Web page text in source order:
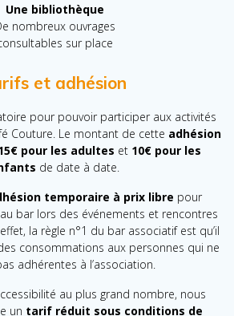
Une bibliothèque
nombreux ouvrages
sur place
et adhésion
pour pouvoir participer aux activités
Couture. Le montant de cette adhésion
pour les adultes et 10€ pour les
de date à date.
temporaire à prix libre pour
bar lors des événements et rencontres
la règle n°1 du bar associatif est qu’il
consommations aux personnes qui ne
adhérentes à l’association.
au plus grand nombre, nous
un tarif réduit sous conditions de